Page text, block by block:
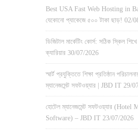
Best USA Fast Web Hosting in
যেকোনো প্যাকেজে ৫০০ টাকা ছাড়! 02/
ডিজিটাল মার্কেটিং কোর্স: সঠিক স্কিল
ক্যারিয়ার 30/07/2026
স্মার্ট প্রযুক্তিতে শিক্ষা প্রতিষ্ঠান
ম্যানেজমেন্ট সফটওয়্যার | JBD IT 29/
হোটেল ম্যানেজমেন্ট সফটওয়্যার (Hotel
Software) – JBD IT 23/07/2026